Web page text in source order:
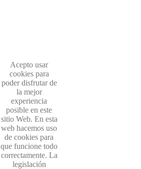
Acepto usar
cookies para
poder disfrutar de
la mejor
experiencia
posible en este
sitio Web. En esta
web hacemos uso
de cookies para
que funcione todo
correctamente. La
legislación